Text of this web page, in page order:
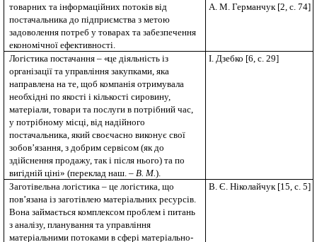
товарних та інформаційних потоків від
постачальника до підприємства з метою
задоволення потреб у товарах та забезпечення
економічної ефективності.
А. М. Германчук [2, с. 74]
Логістика постачання – «це діяльність із
організації та управління закупками, яка
направлена на те, щоб компанія отримувала
необхідні по якості і кількості сировину,
матеріали, товари та послуги в потрібний час,
у потрібному місці, від надійного
постачальника, який своєчасно виконує свої
зобов’язання, з добрим сервісом (як до
здійснення продажу, так і після нього) та по
вигідній ціні» (переклад наш. – В. М.).
І. Дзебко [6, с. 29]
Заготівельна логістика – це логістика, що
пов’язана із заготівлею матеріальних ресурсів.
Вона займається комплексом проблем і питань
з аналізу, планування та управління
матеріальними потоками в сфері матеріально-
В. Є. Ніколайчук [15, с. 5]